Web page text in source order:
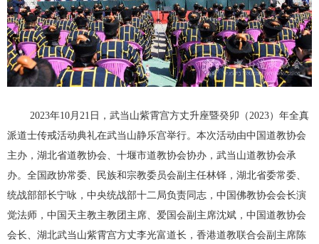
2023年10月21日，武当山紫霄宫方丈升座暨癸卯（2023）年全真
派道士传戒活动典礼在武当山静乐宫举行。本次活动由中国道教协会
主办，湖北省道教协会、十堰市道教协会协办，武当山道教协会承
办。全国政协常委、民族和宗教委员会副主任林铎，湖北省委常委、
统战部部长宁咏，中央统战部十二局负责同志，中国佛教协会会长演
觉法师，中国天主教主教团主席、爱国会副主席沈斌，中国道教协会
会长、湖北武当山紫霄宫方丈李光富道长，香港道教联合会副主席陈